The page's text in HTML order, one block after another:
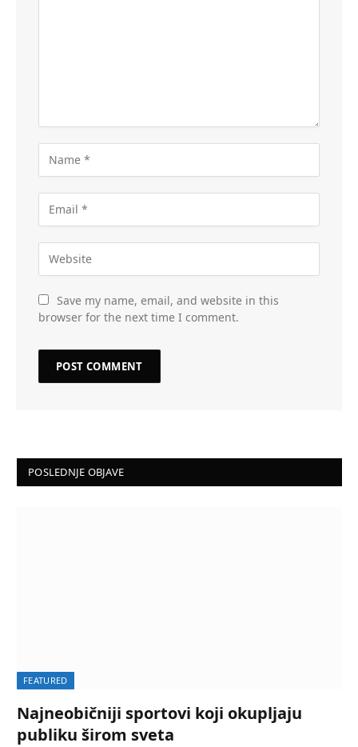
Save my name, email, and website in this
browser for the next time I comment.
POSLEDNJE OBJAVE
FEATURED
Najneobičniji sportovi koji okupljaju
publiku širom sveta